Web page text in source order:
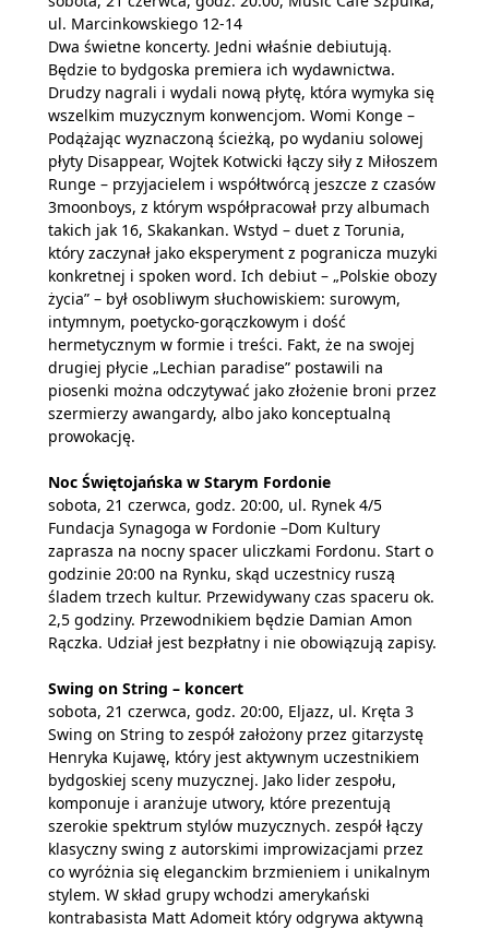
ul. Marcinkowskiego 12-14
Dwa świetne koncerty. Jedni właśnie debiutują.
Będzie to bydgoska premiera ich wydawnictwa.
Drudzy nagrali i wydali nową płytę, która wymyka się
wszelkim muzycznym konwencjom. Womi Konge –
Podążając wyznaczoną ścieżką, po wydaniu solowej
płyty Disappear, Wojtek Kotwicki łączy siły z Miłoszem
Runge – przyjacielem i współtwórcą jeszcze z czasów
3moonboys, z którym współpracował przy albumach
takich jak 16, Skakankan. Wstyd – duet z Torunia,
który zaczynał jako eksperyment z pogranicza muzyki
konkretnej i spoken word. Ich debiut – „Polskie obozy
życia” – był osobliwym słuchowiskiem: surowym,
intymnym, poetycko-gorączkowym i dość
hermetycznym w formie i treści. Fakt, że na swojej
drugiej płycie „Lechian paradise” postawili na
piosenki można odczytywać jako złożenie broni przez
szermierzy awangardy, albo jako konceptualną
prowokację.
Noc Świętojańska w Starym Fordonie
sobota, 21 czerwca, godz. 20:00, ul. Rynek 4/5
Fundacja Synagoga w Fordonie –Dom Kultury
zaprasza na nocny spacer uliczkami Fordonu. Start o
godzinie 20:00 na Rynku, skąd uczestnicy ruszą
śladem trzech kultur. Przewidywany czas spaceru ok.
2,5 godziny. Przewodnikiem będzie Damian Amon
Rączka. Udział jest bezpłatny i nie obowiązują zapisy.
Swing on String – koncert
sobota, 21 czerwca, godz. 20:00, Eljazz, ul. Kręta 3
Swing on String to zespół założony przez gitarzystę
Henryka Kujawę, który jest aktywnym uczestnikiem
bydgoskiej sceny muzycznej. Jako lider zespołu,
komponuje i aranżuje utwory, które prezentują
szerokie spektrum stylów muzycznych. zespół łączy
klasyczny swing z autorskimi improwizacjami przez
co wyróżnia się eleganckim brzmieniem i unikalnym
stylem. W skład grupy wchodzi amerykański
kontrabasista Matt Adomeit który odgrywa aktywną